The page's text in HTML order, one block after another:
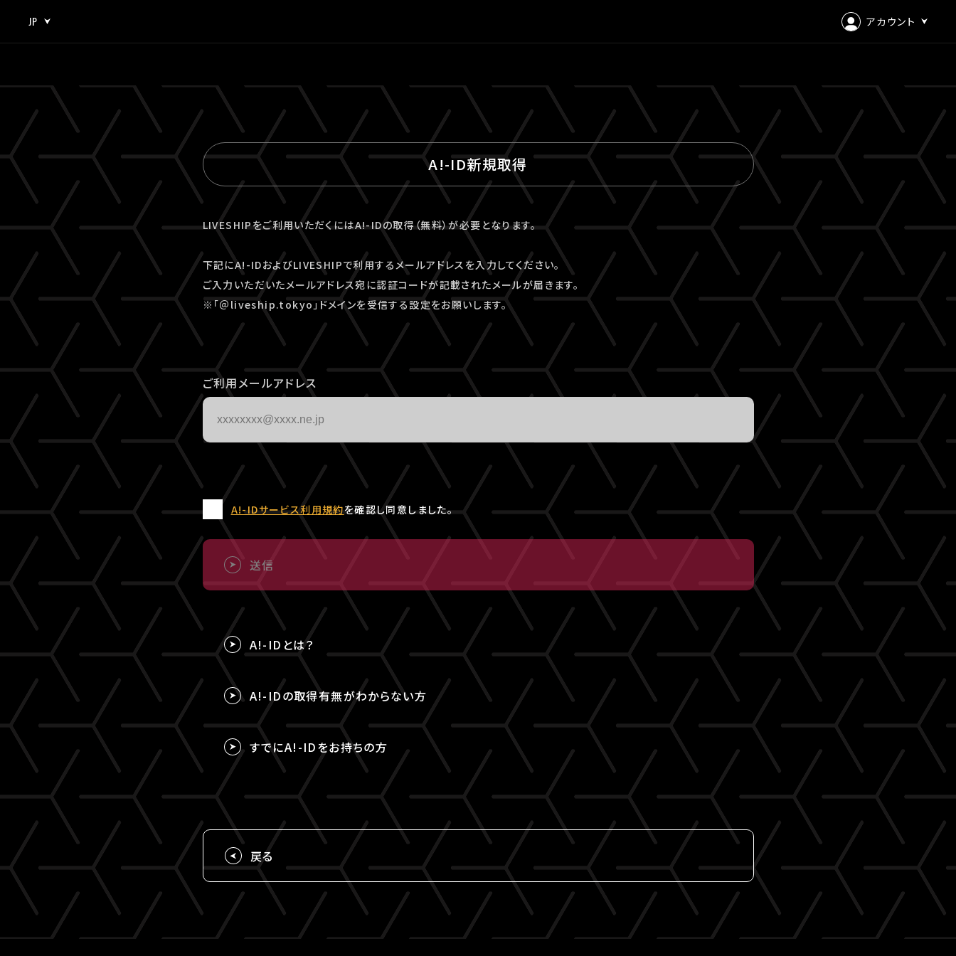
JP アカウント
EN
会員登録
A!-ID新規取得
LIVESHIPをご利用いただくにはA!-IDの取得（無料）が必要となります。
下記にA!-IDおよびLIVESHIPで利用するメールアドレスを入力してください。
ご入力いただいたメールアドレス宛に認証コードが記載されたメールが届きます。
※「＠liveship.tokyo」ドメインを受信する設定をお願いします。
ご利用メールアドレス
A!-IDサービス利用規約を確認し同意しました。
送信
A!-IDとは？
A!-IDの取得有無がわからない方
すでにA!-IDをお持ちの方
戻る